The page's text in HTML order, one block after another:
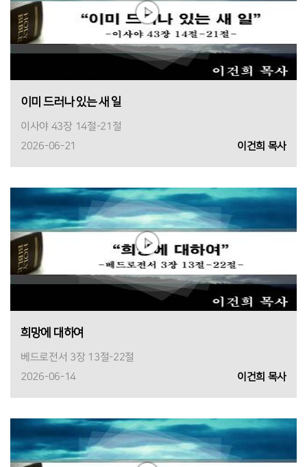
이미 드러나 있는 새 일
이사야 43장 14절-21절
2026-06-21
이건희 목사
희망에 대하여
베드로전서 3장 13절-22절
2026-06-14
이건희 목사